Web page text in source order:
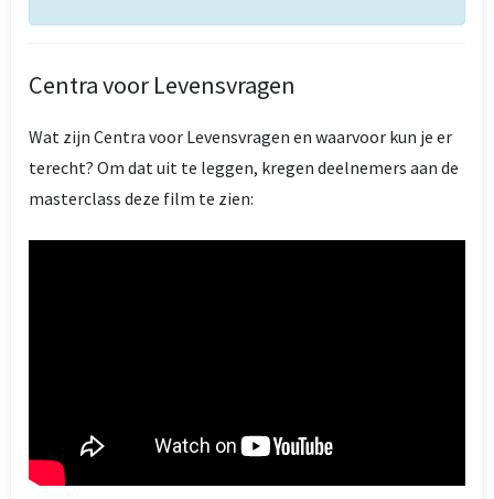
Centra voor Levensvragen
Wat zijn Centra voor Levensvragen en waarvoor kun je er
terecht? Om dat uit te leggen, kregen deelnemers aan de
masterclass deze film te zien: